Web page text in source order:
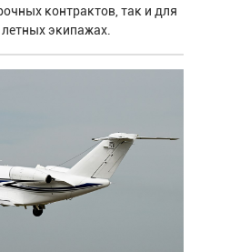
контрактов, так и для
экипажах.